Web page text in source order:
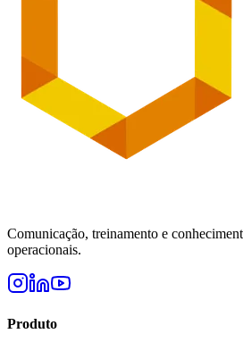
Comunicação, treinamento e
operacionais.
Produto